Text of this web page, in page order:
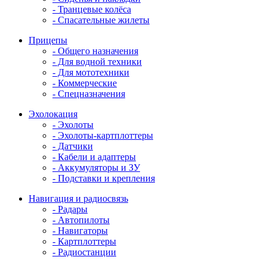
- Транцевые колёса
- Спасательные жилеты
Прицепы
- Общего назначения
- Для водной техники
- Для мототехники
- Коммерческие
- Спецназначения
Эхолокация
- Эхолоты
- Эхолоты-картплоттеры
- Датчики
- Кабели и адаптеры
- Аккумуляторы и ЗУ
- Подставки и крепления
Навигация и радиосвязь
- Радары
- Автопилоты
- Навигаторы
- Картплоттеры
- Радиостанции